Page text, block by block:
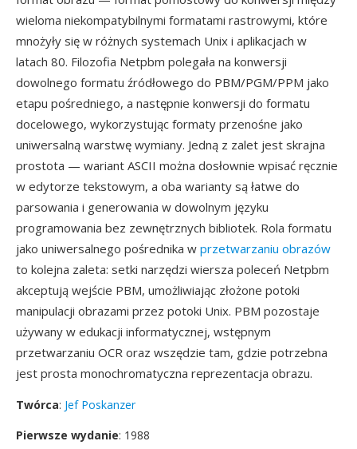
wieloma niekompatybilnymi formatami rastrowymi, które
mnożyły się w różnych systemach Unix i aplikacjach w
latach 80. Filozofia Netpbm polegała na konwersji
dowolnego formatu źródłowego do PBM/PGM/PPM jako
etapu pośredniego, a następnie konwersji do formatu
docelowego, wykorzystując formaty przenośne jako
uniwersalną warstwę wymiany. Jedną z zalet jest skrajna
prostota — wariant ASCII można dosłownie wpisać ręcznie
w edytorze tekstowym, a oba warianty są łatwe do
parsowania i generowania w dowolnym języku
programowania bez zewnętrznych bibliotek. Rola formatu
jako uniwersalnego pośrednika w przetwarzaniu obrazów
to kolejna zaleta: setki narzędzi wiersza poleceń Netpbm
akceptują wejście PBM, umożliwiając złożone potoki
manipulacji obrazami przez potoki Unix. PBM pozostaje
używany w edukacji informatycznej, wstępnym
przetwarzaniu OCR oraz wszędzie tam, gdzie potrzebna
jest prosta monochromatyczna reprezentacja obrazu.
Twórca: Jef Poskanzer
Pierwsze wydanie: 1988